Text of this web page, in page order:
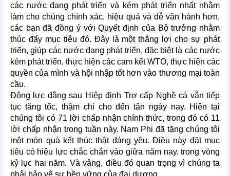
các nước đang phát triển và kém phát triển nhất nhằm
làm cho chúng chính xác, hiệu quả và dễ vận hành hơn,
các bạn đã đồng ý với Quyết định của Bộ trưởng nhằm
thúc đẩy mục tiêu đó. Đây là một thắng lợi cho sự phát
triển, giúp các nước đang phát triển, đặc biệt là các nước
kém phát triển, thực hiện các cam kết WTO, thực hiện các
quyền của mình và hội nhập tốt hơn vào thương mại toàn
cầu.
Động lực đằng sau Hiệp định Trợ cấp Nghề cá vẫn tiếp
tục tăng tốc, thậm chí cho đến tận ngày nay. Hiện tại
chúng tôi có 71 lời chấp nhận chính thức, trong đó có 11
lời chấp nhận trong tuần này. Nam Phi đã tặng chúng tôi
một món quà kết thúc thật đáng yêu. Điều này đặt mục
tiêu có hiệu lực chắc chắn vào giữa năm nay, trong vòng
kỷ lục hai năm. Và vâng, điều đó quan trọng vì chúng ta
phải bảo vệ sự bền vững của đại dương.